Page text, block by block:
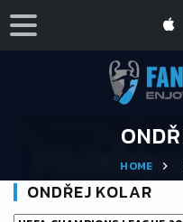
HOME
ONDŘEJ KOLAR